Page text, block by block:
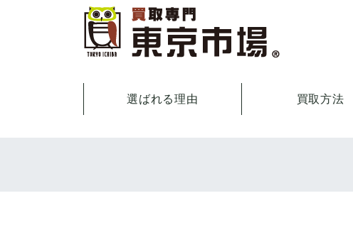
選ばれる理由 買取方法